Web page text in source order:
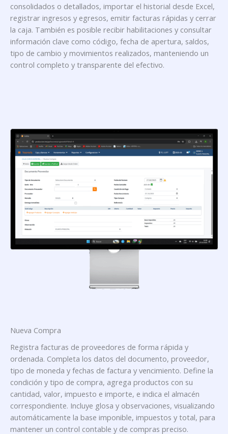
consolidados o detallados, importar el historial desde Excel,
registrar ingresos y egresos, emitir facturas rápidas y cerrar
la caja. También es posible recibir habilitaciones y consultar
información clave como código, fecha de apertura, saldos,
tipo de cambio y movimientos realizados, manteniendo un
control completo y transparente del efectivo.
Nueva Compra
Registra facturas de proveedores de forma rápida y
ordenada. Completa los datos del documento, proveedor,
tipo de moneda y fechas de factura y vencimiento. Define la
condición y tipo de compra, agrega productos con su
cantidad, valor, impuesto e importe, e indica el almacén
correspondiente. Incluye glosa y observaciones, visualizando
automáticamente la base imponible, impuestos y total, para
mantener un control contable y de compras preciso.